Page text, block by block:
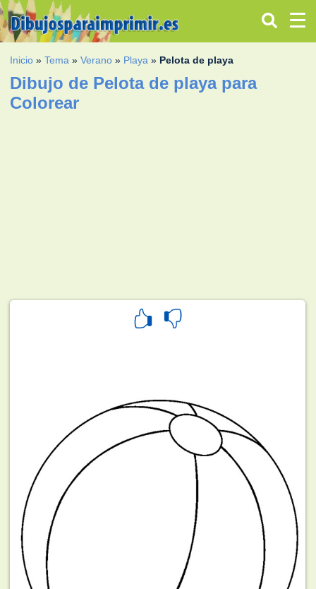
Inicio »Tema »Verano » Playa » Pelota de playa
Dibujo de Pelota de playa para
Colorear